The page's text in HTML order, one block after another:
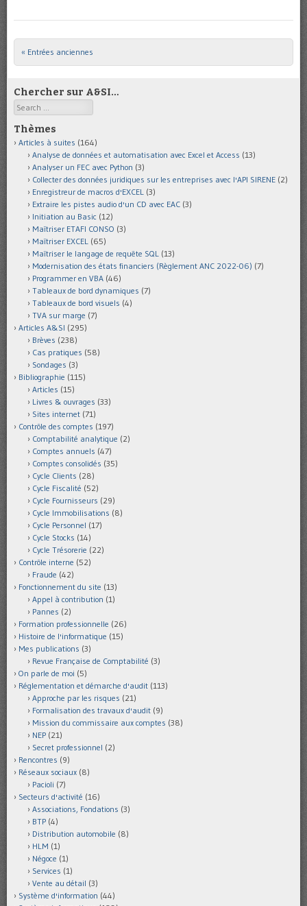
Post navigation
« Entrées anciennes
Chercher sur A&SI…
Search
Thèmes
Articles à suites (164)
Analyse de données et automatisation avec Excel et Access (13)
Analyser un FEC avec Python (3)
Collecter des données juridiques sur les entreprises avec l'API SIRENE (2)
Enregistreur de macros d'EXCEL (3)
Extraire les pistes audio d'un CD avec EAC (3)
Initiation au Basic (12)
Maîtriser ETAFI CONSO (3)
Maîtriser EXCEL (65)
Maîtriser le langage de requête SQL (13)
Modernisation des états financiers (Règlement ANC 2022-06) (7)
Programmer en VBA (46)
Tableaux de bord dynamiques (7)
Tableaux de bord visuels (4)
TVA sur marge (7)
Articles A&SI (295)
Brèves (238)
Cas pratiques (58)
Sondages (3)
Bibliographie (115)
Articles (15)
Livres & ouvrages (33)
Sites internet (71)
Contrôle des comptes (197)
Comptabilité analytique (2)
Comptes annuels (47)
Comptes consolidés (35)
Cycle Clients (28)
Cycle Fiscalité (52)
Cycle Fournisseurs (29)
Cycle Immobilisations (8)
Cycle Personnel (17)
Cycle Stocks (14)
Cycle Trésorerie (22)
Contrôle interne (52)
Fraude (42)
Fonctionnement du site (13)
Appel à contribution (1)
Pannes (2)
Formation professionnelle (26)
Histoire de l'informatique (15)
Mes publications (3)
Revue Française de Comptabilité (3)
On parle de moi (5)
Réglementation et démarche d'audit (113)
Approche par les risques (21)
Formalisation des travaux d'audit (9)
Mission du commissaire aux comptes (38)
NEP (21)
Secret professionnel (2)
Rencontres (9)
Réseaux sociaux (8)
Pacioli (7)
Secteurs d'activité (16)
Associations, Fondations (3)
BTP (4)
Distribution automobile (8)
HLM (1)
Négoce (1)
Services (1)
Vente au détail (3)
Système d'information (44)